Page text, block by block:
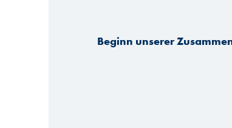
Beginn unserer